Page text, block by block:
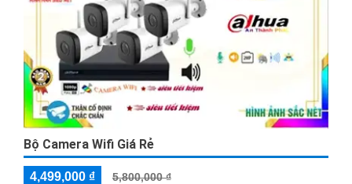
Bộ Camera Wifi Giá Rẻ
4,499,000 ₫ 5,800,000 ₫